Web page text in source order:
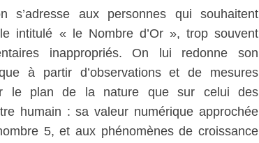
s’adresse aux personnes qui souhaitent
intitulé « le Nombre d’Or », trop souvent
inappropriés. On lui redonne son
à partir d’observations et de mesures
le plan de la nature que sur celui des
humain : sa valeur numérique approchée
5, et aux phénomènes de croissance